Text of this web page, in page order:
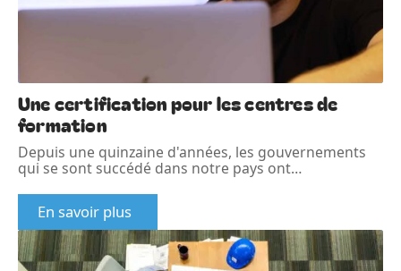
Une certification pour les centres de
formation
Depuis une quinzaine d'années, les gouvernements
qui se sont succédé dans notre pays ont…
En savoir plus